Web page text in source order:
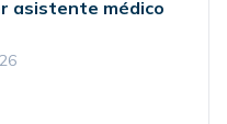
asistente médico